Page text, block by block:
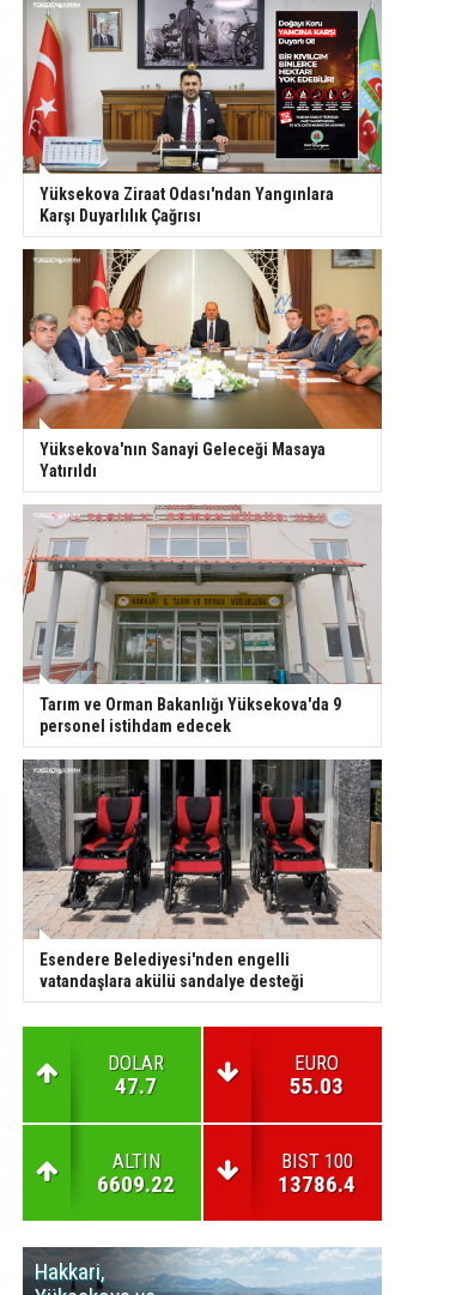
Yüksekova Ziraat Odası'ndan Yangınlara
Karşı Duyarlılık Çağrısı
Yüksekova'nın Sanayi Geleceği Masaya
Yatırıldı
Tarım ve Orman Bakanlığı Yüksekova'da 9
personel istihdam edecek
Esendere Belediyesi'nden engelli
vatandaşlara akülü sandalye desteği
DOLAR
47.7
EURO
55.03
ALTIN
6609.22
BIST 100
13786.4
Hakkari,